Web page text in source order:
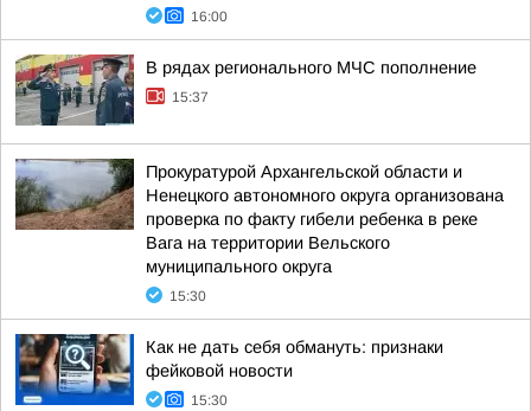
16:00
В рядах регионального МЧС пополнение
15:37
Прокуратурой Архангельской области и
Ненецкого автономного округа организована
проверка по факту гибели ребенка в реке
Вага на территории Вельского
муниципального округа
15:30
Как не дать себя обмануть: признаки
фейковой новости
15:30